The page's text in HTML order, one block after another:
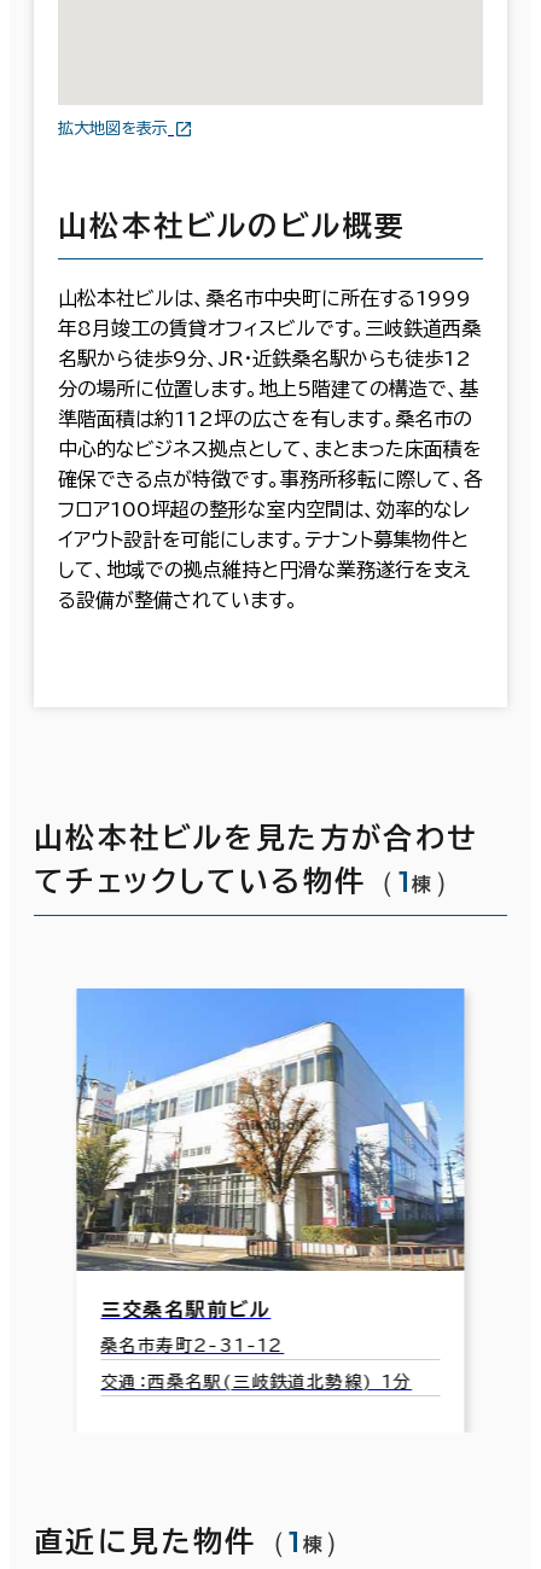
拡大地図を表示
山松本社ビルのビル概要
山松本社ビルは、桑名市中央町に所在する1999
年8月竣工の賃貸オフィスビルです。三岐鉄道西桑
名駅から徒歩9分、JR・近鉄桑名駅からも徒歩12
分の場所に位置します。地上5階建ての構造で、基
準階面積は約112坪の広さを有します。桑名市の
中心的なビジネス拠点として、まとまった床面積を
確保できる点が特徴です。事務所移転に際して、各
フロア100坪超の整形な室内空間は、効率的なレ
イアウト設計を可能にします。テナント募集物件と
して、地域での拠点維持と円滑な業務遂行を支え
る設備が整備されています。
山松本社ビルを見た方が合わせ
てチェックしている物件
（ 1棟 ）
三交桑名駅前ビル
桑名市寿町2-31-12
交通：西桑名駅(三岐鉄道北勢線) 1分
直近に見た物件 （1 棟 ）